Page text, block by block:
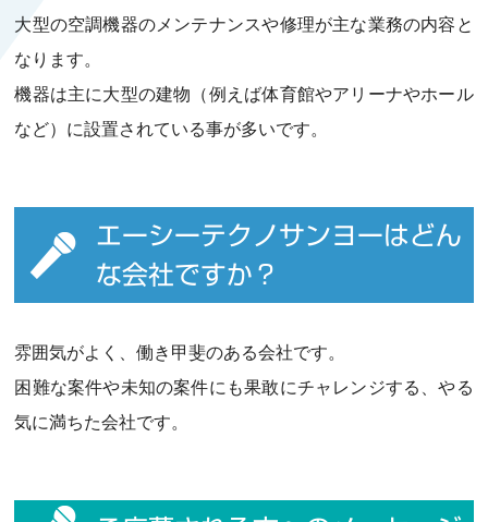
大型の空調機器のメンテナンスや修理が主な業務の内容と
なります。
機器は主に大型の建物（例えば体育館やアリーナやホール
など）に設置されている事が多いです。
エーシーテクノサンヨーはどん
な会社ですか？
雰囲気がよく、働き甲斐のある会社です。
困難な案件や未知の案件にも果敢にチャレンジする、やる
気に満ちた会社です。